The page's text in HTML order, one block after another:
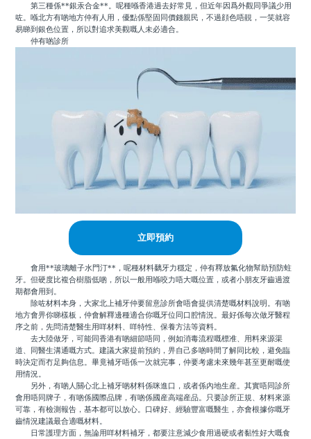
第三種係**銀汞合金**。呢種喺香港過去好常見，但近年因爲外觀同爭議少用
咗。喺北方有啲地方仲有人用，優點係堅固同價錢親民，不過顔色唔靚，一笑就容
易睇到銀色位置，所以對追求美觀嘅人未必適合。
仲有啲診所
立即預約
會用**玻璃離子水門汀**，呢種材料黐牙力穩定，仲有釋放氟化物幫助預防蛀
牙。但硬度比複合樹脂低啲，所以一般用喺咬力唔大嘅位置，或者小朋友牙齒過渡
期都會用到。
除咗材料本身，大家北上補牙仲要留意診所會唔會提供清楚嘅材料說明。有啲
地方會畀你睇樣板，仲會解釋邊種適合你嘅牙位同口腔情況。最好係每次做牙醫程
序之前，先問清楚醫生用咩材料、咩特性、保養方法等資料。
去大陸做牙，可能同香港有啲細節唔同，例如消毒流程嘅標准、用料來源渠
道、同醫生溝通嘅方式。建議大家提前預約，畀自己多啲時間了解同比較，避免臨
時決定而冇足夠信息。畢竟補牙唔係一次就完事，仲要考慮未來幾年甚至更耐嘅使
用情況。
另外，有啲人關心北上補牙啲材料係咪進口，或者係內地生産。其實唔同診所
會用唔同牌子，有啲係國際品牌，有啲係國産高端産品。只要診所正規、材料來源
可靠，有檢測報告，基本都可以放心。口碑好、經驗豐富嘅醫生，亦會根據你嘅牙
齒情況建議最合適嘅材料。
日常護理方面，無論用咩材料補牙，都要注意減少食用過硬或者黏性好大嘅食